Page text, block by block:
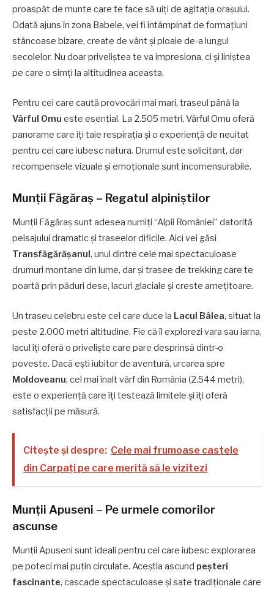
proaspăt de munte care te face să uiți de agitația orașului.
Odată ajuns în zona Babele, vei fi întâmpinat de formațiuni
stâncoase bizare, create de vânt și ploaie de-a lungul
secolelor. Nu doar priveliștea te va impresiona, ci și liniștea
pe care o simți la altitudinea aceasta.
Pentru cei care caută provocări mai mari, traseul până la
Vârful Omu este esențial. La 2.505 metri, Vârful Omu oferă
panorame care îți taie respirația și o experiență de neuitat
pentru cei care iubesc natura. Drumul este solicitant, dar
recompensele vizuale și emoționale sunt incomensurabile.
Munții Făgăraș – Regatul alpiniștilor
Munții Făgăraș sunt adesea numiți “Alpii României” datorită
peisajului dramatic și traseelor dificile. Aici vei găsi
Transfăgărășanul , unul dintre cele mai spectaculoase
drumuri montane din lume, dar și trasee de trekking care te
poartă prin păduri dese, lacuri glaciale și creste amețitoare.
Un traseu celebru este cel care duce la Lacul Bâlea, situat la
peste 2.000 metri altitudine. Fie că îl explorezi vara sau iarna,
lacul îți oferă o priveliște care pare desprinsă dintr-o
poveste. Dacă ești iubitor de aventură, urcarea spre
Moldoveanu, cel mai înalt vârf din România (2.544 metri),
este o experiență care îți testează limitele și îți oferă
satisfacții pe măsură.
Citește și despre: Cele mai frumoase castele
din Carpați pe care merită să le vizitezi
Munții Apuseni – Pe urmele comorilor
ascunse
Munții Apuseni sunt ideali pentru cei care iubesc explorarea
pe poteci mai puțin circulate. Aceștia ascund peșteri
fascinante, cascade spectaculoase și sate tradiționale care